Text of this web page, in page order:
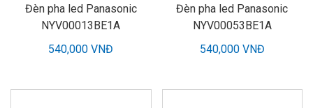
Đèn pha led Panasonic
NYV00013BE1A
540,000 VNĐ
Đèn pha led Panasonic
NYV00053BE1A
540,000 VNĐ